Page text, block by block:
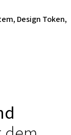
Design Token,